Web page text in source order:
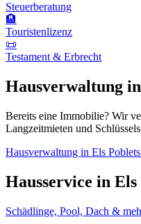
Steuerberatung
🏨
Touristenlizenz
📜
Testament & Erbrecht
Hausverwaltung
Bereits eine Immobilie? Wir
Langzeitmieten und
Hausverwaltung in Els
Hausservice in Els
Schädlinge, Pool, Dach &